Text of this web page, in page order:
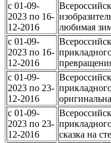
c 01-09-
2023 по 16-
12-2016
любимая
c 01-09-
2023 по 16-
12-2016
c 01-09-
2023 по 23-
12-2016
c 01-09-
2023 по 23-
12-2016
сказка на